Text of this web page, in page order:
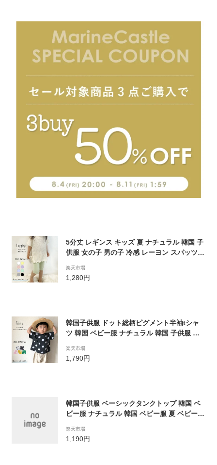
5分丈 レギンス キッズ 夏 ナチュラル 韓国 子
供服 女の子 男の子 冷感 レーヨン スパッツ
プル インナー ひざ丈 80cm 90cm 100cm 11
0cm 120cm 韓国子供服 マリンキャッスル
楽天市場
1,280円
韓国子供服 ドット総柄ピグメント半袖tシャ
ツ 韓国 ベビー服 ナチュラル 韓国 子供服 キ
水玉 ティーシャツ 男の子 女の子 カットソー
80cm 90cm 100cm 110cm 120cm マリンキ
楽天市場
1,790円
韓国子供服 ベーシックタンクトップ 韓国 ベ
ビー服 ナチュラル 韓国 ベビー服 夏 ベビーフ
ン トップス ベビー くすみカラー オーバーサ
イズ ネコポス送料無料 80cm 90cm 100cm 1
楽天市場
1,190円